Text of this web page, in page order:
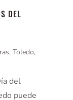
DEL
Toledo,
del
puede